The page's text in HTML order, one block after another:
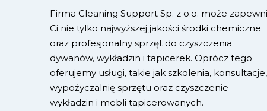
Firma Cleaning Support Sp. z o.o. może
Ci nie tylko najwyższej jakości środki chemiczne
oraz profesjonalny sprzęt do czyszczenia
dywanów, wykładzin i tapicerek. Oprócz tego
oferujemy usługi, takie jak szkolenia, konsultacje,
wypożyczalnię sprzętu oraz czyszczenie
wykładzin i mebli tapicerowanych.